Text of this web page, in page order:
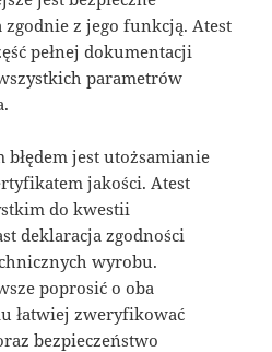
z jego funkcją. Atest
pełnej dokumentacji
parametrów
błędem jest utożsamianie
jakości. Atest
do kwestii
deklaracja zgodności
wyrobu.
poprosić o oba
łatwiej zweryfikować
bezpieczeństwo